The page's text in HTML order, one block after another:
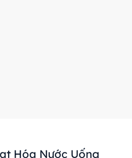
Hóa Nước Uống